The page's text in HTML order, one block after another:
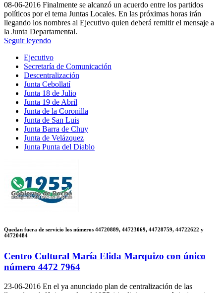
08-06-2016 Finalmente se alcanzó un acuerdo entre los partidos
políticos por el tema Juntas Locales. En las próximas horas irán
llegando los nombres al Ejecutivo quien deberá remitir el mensaje a
la Junta Departamental.
Seguir leyendo
Ejecutivo
Secretaría de Comunicación
Descentralización
Junta Cebollatí
Junta 18 de Julio
Junta 19 de Abril
Junta de la Coronilla
Junta de San Luis
Junta Barra de Chuy
Junta de Velázquez
Junta Punta del Diablo
Quedan fuera de servicio los números 44720889, 44723069, 44728759, 44722622 y
44720484
Centro Cultural María Elida Marquizo con único
número 4472 7964
23-06-2016 En el ya anunciado plan de centralización de las